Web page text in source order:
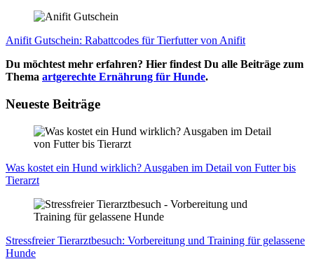
Ani­fit Gut­schein: Rabatt­codes für Tier­fut­ter von Ani­fit
Du möchtest mehr erfahren? Hier findest Du alle Beiträge zum
Thema artgerechte Ernährung für Hunde.
Neueste Beiträge
Was kos­tet ein Hund wirk­lich? Aus­ga­ben im Detail von Fut­ter bis
Tier­arzt
Stress­frei­er Tier­arzt­be­such: Vor­be­rei­tung und Trai­ning für gelas­se­ne
Hun­de